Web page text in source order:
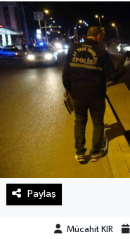
Paylaş
Mücahit KIR
Kültür Sanat
Magazin
Manşet Altı
Manşetler